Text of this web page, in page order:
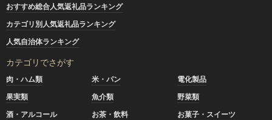
おすすめ総合人気返礼品ランキング
カテゴリ別人気返礼品ランキング
人気自治体ランキング
カテゴリでさがす
肉・ハム類 米・パン
電化製品
果実類
魚介類
野菜類
酒・アルコール
お茶・飲料
お菓子・スイーツ